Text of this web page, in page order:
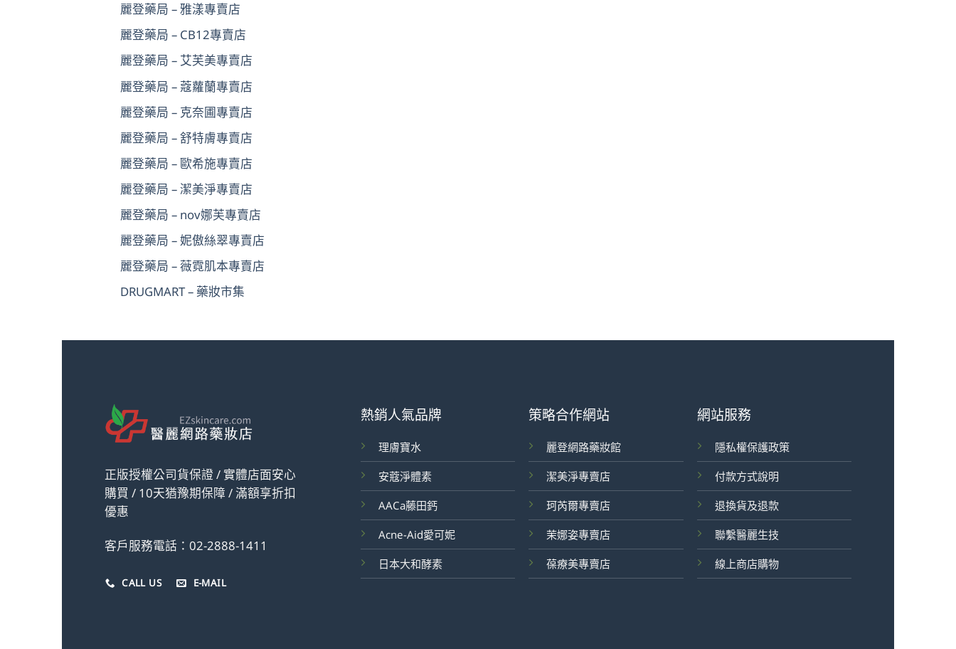
麗登藥局 – 雅漾專賣店
麗登藥局 – CB12專賣店
麗登藥局 – 艾芙美專賣店
麗登藥局 – 蔻蘿蘭專賣店
麗登藥局 – 克奈圃專賣店
麗登藥局 – 舒特膚專賣店
麗登藥局 – 歐希施專賣店
麗登藥局 – 潔美淨專賣店
麗登藥局 – nov娜芙專賣店
麗登藥局 – 妮傲絲翠專賣店
麗登藥局 – 薇霓肌本專賣店
DRUGMART – 藥妝市集
正版授權公司貨保證 / 實體店面安心
購買 / 10天猶豫期保障 / 滿額享折扣
優惠
客戶服務電話：02-2888-1411
CALL US E-MAIL
熱銷人氣品牌
理膚寶水
安蔻淨體素
AACa藤田鈣
Acne-Aid愛可妮
日本大和酵素
策略合作網站
麗登網路藥妝館
潔美淨專賣店
珂芮爾專賣店
茉娜姿專賣店
葆療美專賣店
網站服務
隱私權保護政策
付款方式說明
退換貨及退款
聯繫醫麗生技
線上商店購物